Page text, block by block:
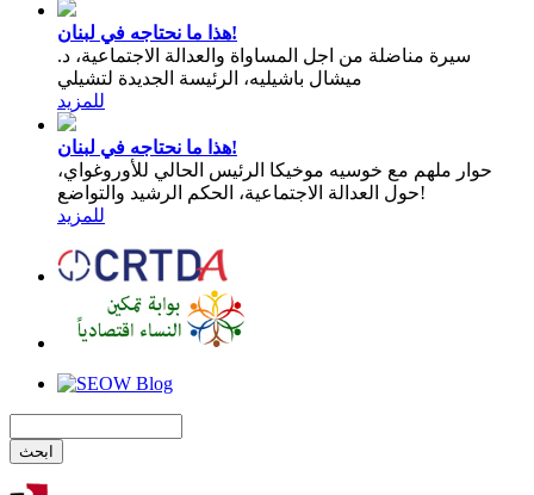
هذا ما نحتاجه في لبنان!
سيرة مناضلة من اجل المساواة والعدالة الاجتماعية، د.
ميشال باشيليه، الرئيسة الجديدة لتشيلي
للمزيد
هذا ما نحتاجه في لبنان!
حوار ملهم مع خوسيه موخيكا الرئيس الحالي للأوروغواي،
حول العدالة الاجتماعية، الحكم الرشيد والتواضع!
للمزيد